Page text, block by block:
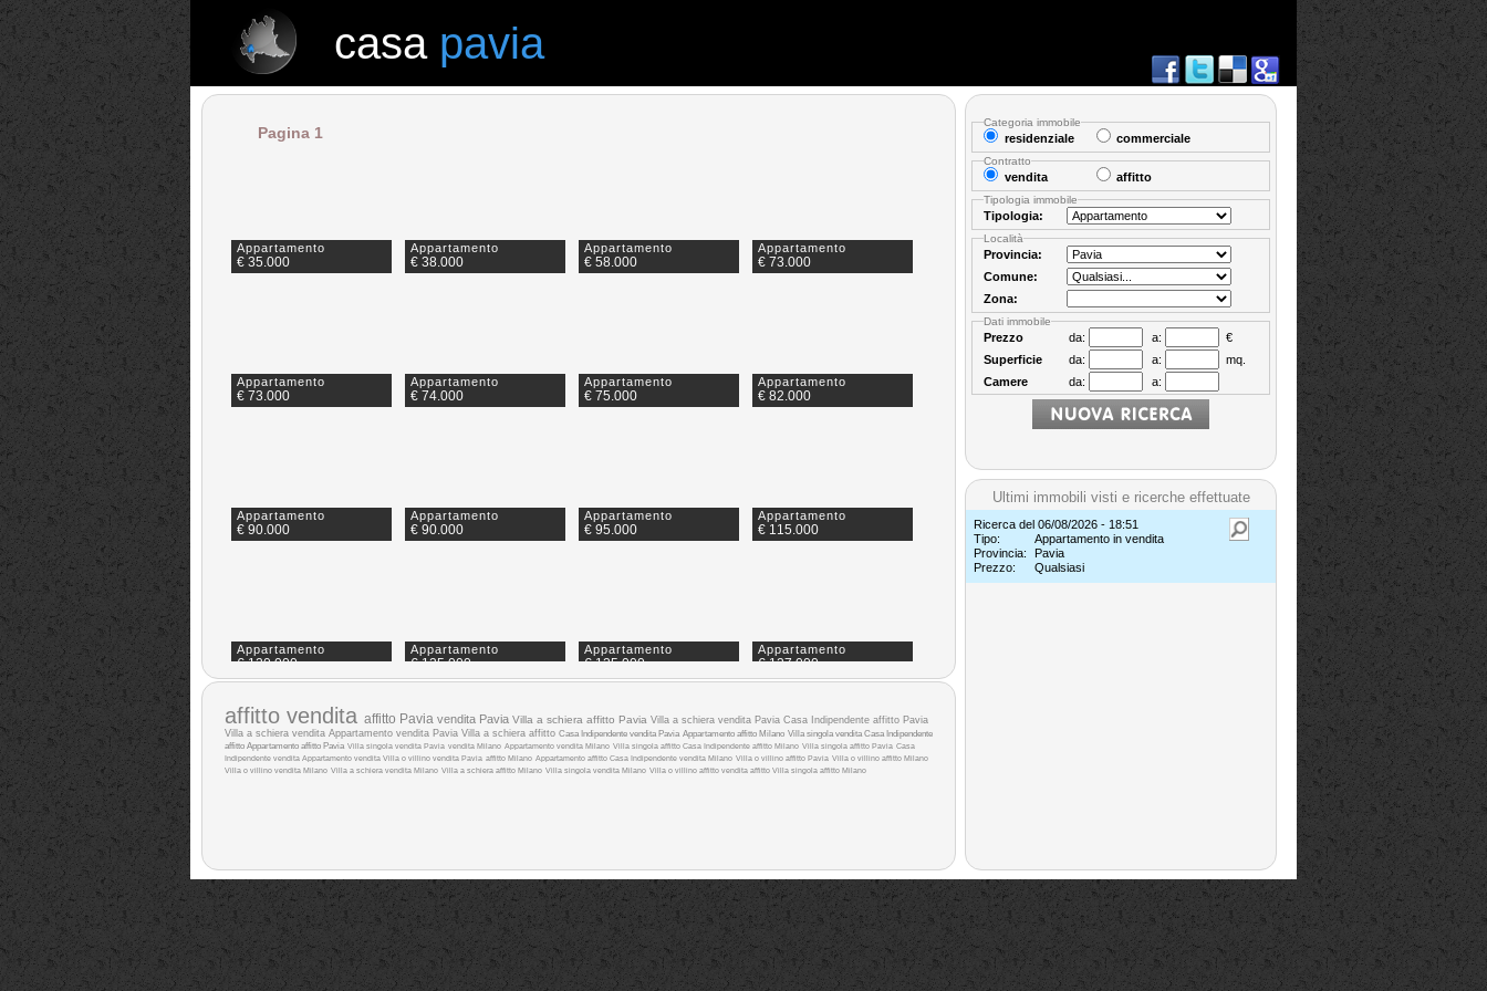
casa pavia
Pagina 1
Appartamento
€ 35.000
Appartamento
€ 38.000
Appartamento
€ 58.000
Appartamento
€ 73.000
Appartamento
€ 73.000
Appartamento
€ 74.000
Appartamento
€ 75.000
Appartamento
€ 82.000
Appartamento
€ 90.000
Appartamento
€ 90.000
Appartamento
€ 95.000
Appartamento
€ 115.000
Appartamento
€ 120.000
Appartamento
€ 125.000
Appartamento
€ 125.000
Appartamento
€ 127.000
Appartamento
€ 150.000
Appartamento
€ 165.000
Appartamento
€ 168.000
Appartamento
€ 175.000
affitto vendita affitto Pavia vendita Pavia Villa a schiera affitto Pavia Villa a schiera vendita Pavia Casa Indipendente affitto Pavia
Villa a schiera vendita Appartamento vendita Pavia Villa a schiera affitto Casa Indipendente vendita Pavia Appartamento affitto Milano Villa singola venditaCasa Indipendente
affitto Appartamento affitto Pavia Villa singola vendita Pavia vendita Milano Appartamento vendita Milano Villa singola affitto Casa Indipendente affitto Milano Villa singola affitto Pavia Casa
Indipendente vendita Appartamento vendita Villa o villino vendita Pavia affitto Milano Appartamento affitto Casa Indipendente vendita Milano Villa o villino affitto Pavia Villa o villino affitto Milano
Villa o villino vendita Milano Villa a schiera vendita Milano Villa a schiera affitto Milano Villa singola vendita Milano Villa o villino affitto vendita affitto Villa singola affitto Milano
Categoria immobile
residenziale commerciale
Contratto
vendita affitto
Tipologia immobile
Tipologia:
Località
Provincia:
Comune:
Zona:
Dati immobile
Prezzo da: a:
€
Superficie
da: a:
mq.
Camere
da: a:
Ultimi immobili visti e ricerche effettuate
Ricerca del 06/08/2026 - 18:51
Tipo:
Appartamento in vendita
Provincia:
Pavia
Prezzo:
Qualsiasi
pavia